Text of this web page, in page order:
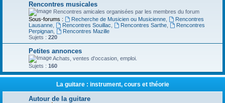
Rencontres musicales
Rencontres amicales organisées par les membres du forum
Sous-forums :
Recherche de Musicien ou Musicienne,
Rencontres
Lausanne
Rencontres Souillac Rencontres Sarthe,
Rencontres
Perpignan
Rencontres Mazille
Sujets : 220
Petites annonces
Achats, ventes d'occasion, emploi.
Sujets : 160
La guitare : instrument, cours et théorie
Autour de la guitare